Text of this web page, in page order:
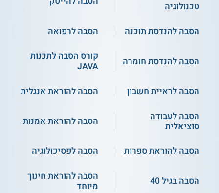
בוגרי תואר ראשון במדעים - ממוצע 70 ומעלה
לחובות התואר וממוצע הציונים שלהם עומד
בתנאי הקבלה יכולים להירשם על תנאי
נערכים מבחנים חוגיים - בחוג למתמטיקה
ואנגלית.
תעודה
בוגרים שמשלימים את כל חובותיהם בתכנית מקבלים תעודת
הוראה לפי תחום התמחותם מטעם המכללה האקדמית אורנים.
** לתשומת לבך נכונות המידע עלולה להשתנות
צוות האתר. למען הסר ספק בין האתר למוסד
הלימודים לא מתקיים קשר מכל סוג שהוא.
טכנולוגיה
הסבה להנדסת תוכנה הסבה לרפואה
הסבה להנדסת חומרה
קורס הסבה לתכנות
JAVA
הסבה לראיית חשבון
הסבה להוראת אנגלית
הסבה לעבודה
סוציאלית
הסבה להוראת אמנות
הסבה להוראת ספרות הסבה לפסיכולוגיה
הסבה בגיל 40
הסבה להוראת חינוך
מיוחד